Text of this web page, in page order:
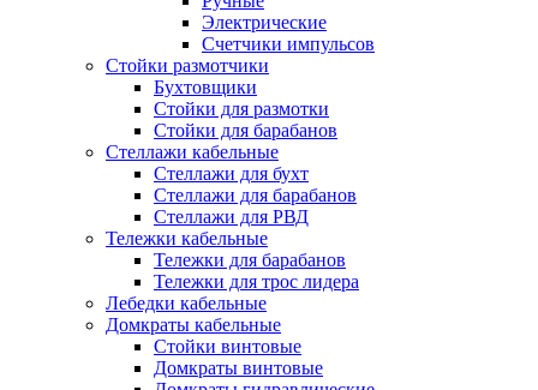
Электрические
Счетчики импульсов
Стойки размотчики
Бухтовщики
Стойки для размотки
Стойки для барабанов
Стеллажи кабельные
Стеллажи для бухт
Стеллажи для барабанов
Стеллажи для РВД
Тележки кабельные
Тележки для барабанов
Тележки для трос лидера
Лебедки кабельные
Домкраты кабельные
Стойки винтовые
Домкраты винтовые